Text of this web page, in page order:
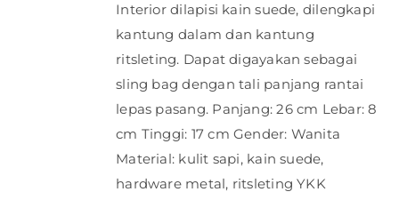
Interior dilapisi kain suede, dilengkapi
kantung dalam dan kantung
ritsleting. Dapat digayakan sebagai
sling bag dengan tali panjang rantai
lepas pasang. Panjang: 26 cm Lebar: 8
cm Tinggi: 17 cm Gender: Wanita
Material: kulit sapi, kain suede,
hardware metal, ritsleting YKK